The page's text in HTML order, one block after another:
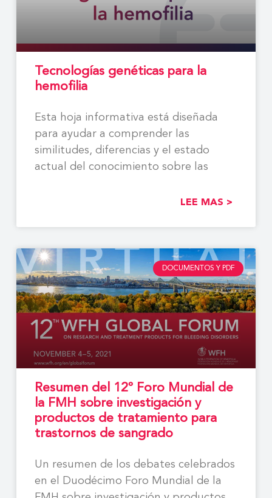
Tecnologías genéticas para la
hemofilia
Esta hoja informativa está diseñada
para ayudar a comprender las
similitudes, diferencias y el estado
actual del conocimiento sobre las
LEE MAS >
DOCUMENTOS Y PDF
Resumen del 12º Foro Mundial de
la FMH sobre investigación y
productos de tratamiento para
trastornos de sangrado
Un resumen de los debates celebrados
en el Duodécimo Foro Mundial de la